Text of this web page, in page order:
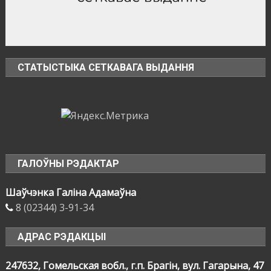
СТАТЫСТЫКА СЕТКАВАГА ВЫДАННЯ
ГАЛОЎНЫ РЭДАКТАР
Шаўчэнка Галіна Адамаўна
8 (02344) 3-91-34
АДРАС РЭДАКЦЫІ
247632, Гомельская вобл., г.п. Брагін, вул. Гагарына, 47